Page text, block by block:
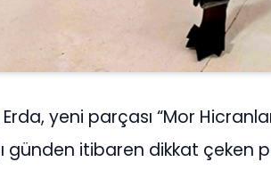
yeni parçası “Mor
günden itibaren dikkat çeken